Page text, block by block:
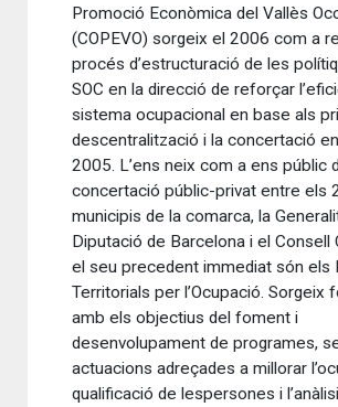
Promoció Econòmica del Vallès
(COPEVO) sorgeix el 2006 com a
procés d’estructuració de les
SOC en la direcció de reforçar
sistema ocupacional en base als
descentralització i la concertació
2005. L’ens neix com a ens públic
concertació públic-privat entre els
municipis de la comarca, la
Diputació de Barcelona i el Consell
el seu precedent immediat són els
Territorials per l’Ocupació. Sorgeix
amb els objectius del foment i
desenvolupament de programes,
actuacions adreçades a millorar
qualificació de lespersones i